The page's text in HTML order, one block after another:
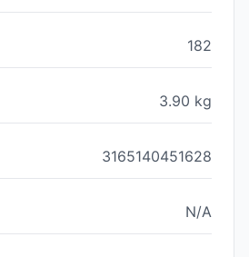
182
3.90 kg
3165140451628
N/A